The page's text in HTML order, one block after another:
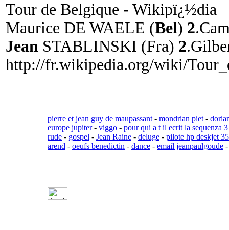
Tour de Belgique - Wikipï¿½dia
Maurice DE WAELE (Bel) 2
Jean STABLINSKI (Fra) 2
http://fr.wikipedia.org/wiki/
pierre et jean guy de maupassant - mondrian piet -
europe jupiter- viggo - pour qui a t il ecrit la sequenza 3
rude - gospel - Jean Raine - deluge - pilote hp deskjet
arend - oeufs benedictin - dance - email jeanpaulgoude